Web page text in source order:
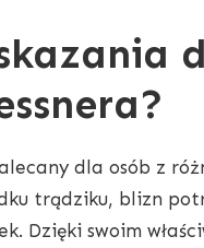
dla osób z
trądziku, blizn
Dzięki swoim